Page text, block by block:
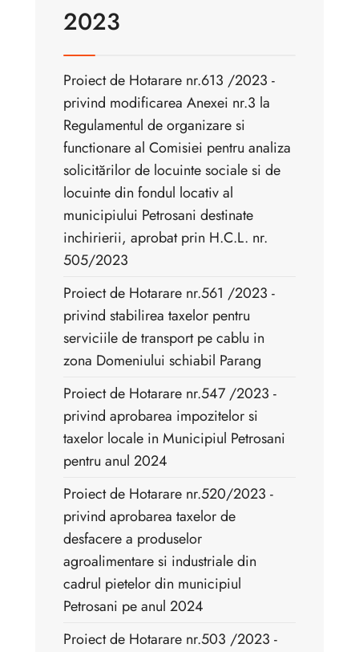
2023
Proiect de Hotarare nr.613 /2023 -
privind modificarea Anexei nr.3 la
Regulamentul de organizare si
functionare al Comisiei pentru analiza
solicitărilor de locuinte sociale si de
locuinte din fondul locativ al
municipiului Petrosani destinate
inchirierii, aprobat prin H.C.L. nr.
505/2023
Proiect de Hotarare nr.561 /2023 -
privind stabilirea taxelor pentru
serviciile de transport pe cablu in
zona Domeniului schiabil Parang
Proiect de Hotarare nr.547 /2023 -
privind aprobarea impozitelor si
taxelor locale in Municipiul Petrosani
pentru anul 2024
Proiect de Hotarare nr.520/2023 -
privind aprobarea taxelor de
desfacere a produselor
agroalimentare si industriale din
cadrul pietelor din municipiul
Petrosani pe anul 2024
Proiect de Hotarare nr.503 /2023 -